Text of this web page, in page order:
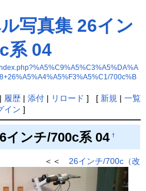
ル写真集 26イン
系 04
700c%B
履歴| 添付| リロード ] [ 新規 | 一覧
イン ]
インチ/700c系 04 †
＜＜ 26インチ/700c（改